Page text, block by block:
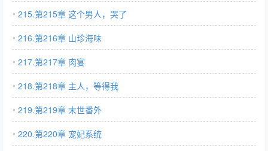
215.第215章 这个男人，哭了
216.第216章 山珍海味
217.第217章 肉宴
218.第218章 主人，等得我
219.第219章 末世番外
220.第220章 宠妃系统